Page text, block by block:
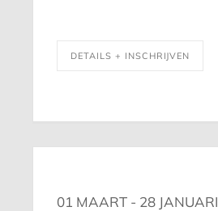
DETAILS + INSCHRIJVEN
01 MAART - 28 JANUARI